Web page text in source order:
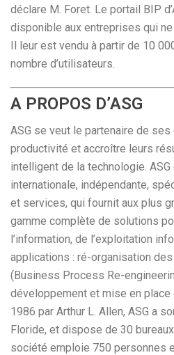
déclare M. Foret. Le portail BIP
disponible aux entreprises qui ne
Il leur est vendu à partir de 10
nombre d’utilisateurs.
A PROPOS D’ASG
ASG se veut le partenaire de
productivité et accroître leurs
intelligent de la technologie.
internationale, indépendante,
et services, qui fournit aux plus
gamme complète de solutions
l’information, de l’exploitation
applications : ré-organisation
(Business Process Re-
développement et mise en
1986 par Arthur L. Allen, ASG a
Floride, et dispose de 30
société emploie 750 personnes